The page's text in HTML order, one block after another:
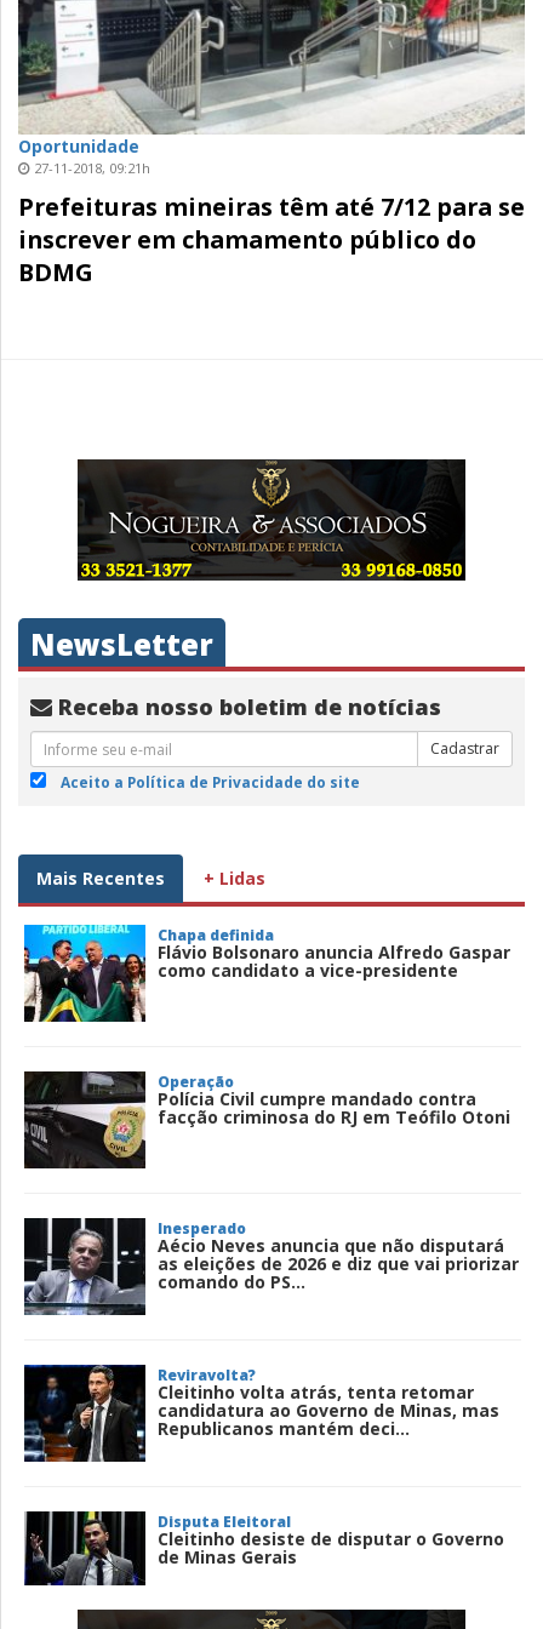
Oportunidade
27-11-2018, 09:21h
Prefeituras mineiras têm até 7/12 para se
inscrever em chamamento público do
BDMG
NewsLetter
Receba nosso boletim de notícias
Cadastrar
Aceito a Política de Privacidade do site
Mais Recentes + Lidas
Chapa definida
Flávio Bolsonaro anuncia Alfredo Gaspar
como candidato a vice-presidente
Operação
Polícia Civil cumpre mandado contra
facção criminosa do RJ em Teófilo Otoni
Inesperado
Aécio Neves anuncia que não disputará
as eleições de 2026 e diz que vai priorizar
comando do PS...
Reviravolta?
Cleitinho volta atrás, tenta retomar
candidatura ao Governo de Minas, mas
Republicanos mantém deci...
Disputa Eleitoral
Cleitinho desiste de disputar o Governo
de Minas Gerais